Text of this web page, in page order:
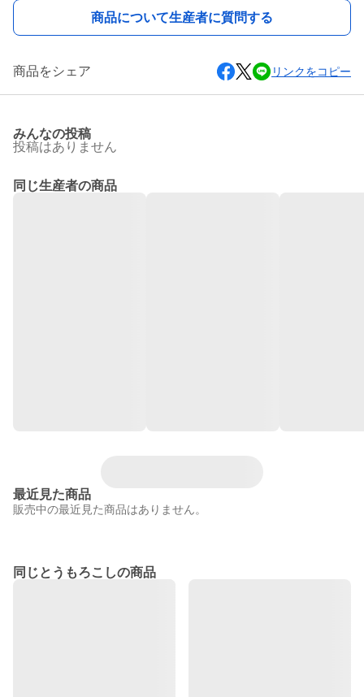
商品について生産者に質問する
商品をシェア リンクをコピー
みんなの投稿
投稿はありません
同じ生産者の商品
最近見た商品
販売中の最近見た商品はありません。
同じとうもろこしの商品